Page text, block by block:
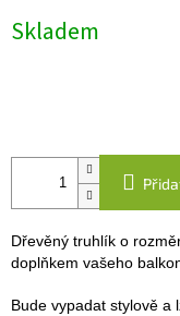
cena:
Skladem
Dřevěný truhlík o
doplňkem vašeho
Bude vypadat stylově a